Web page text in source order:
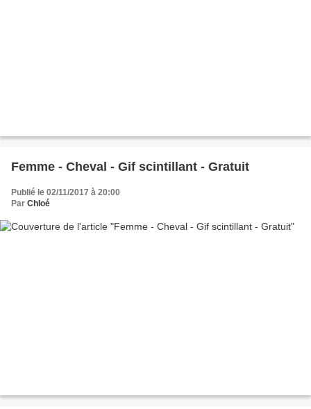
Femme - Cheval - Gif scintillant - Gratuit
Publié le 02/11/2017 à 20:00
Par Chloé